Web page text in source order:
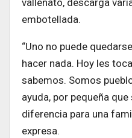
vallenato, descarga
embotellada.
“Uno no puede
hacer nada. Hoy les
sabemos. Somos
ayuda, por pequeña
diferencia para una
expresa.